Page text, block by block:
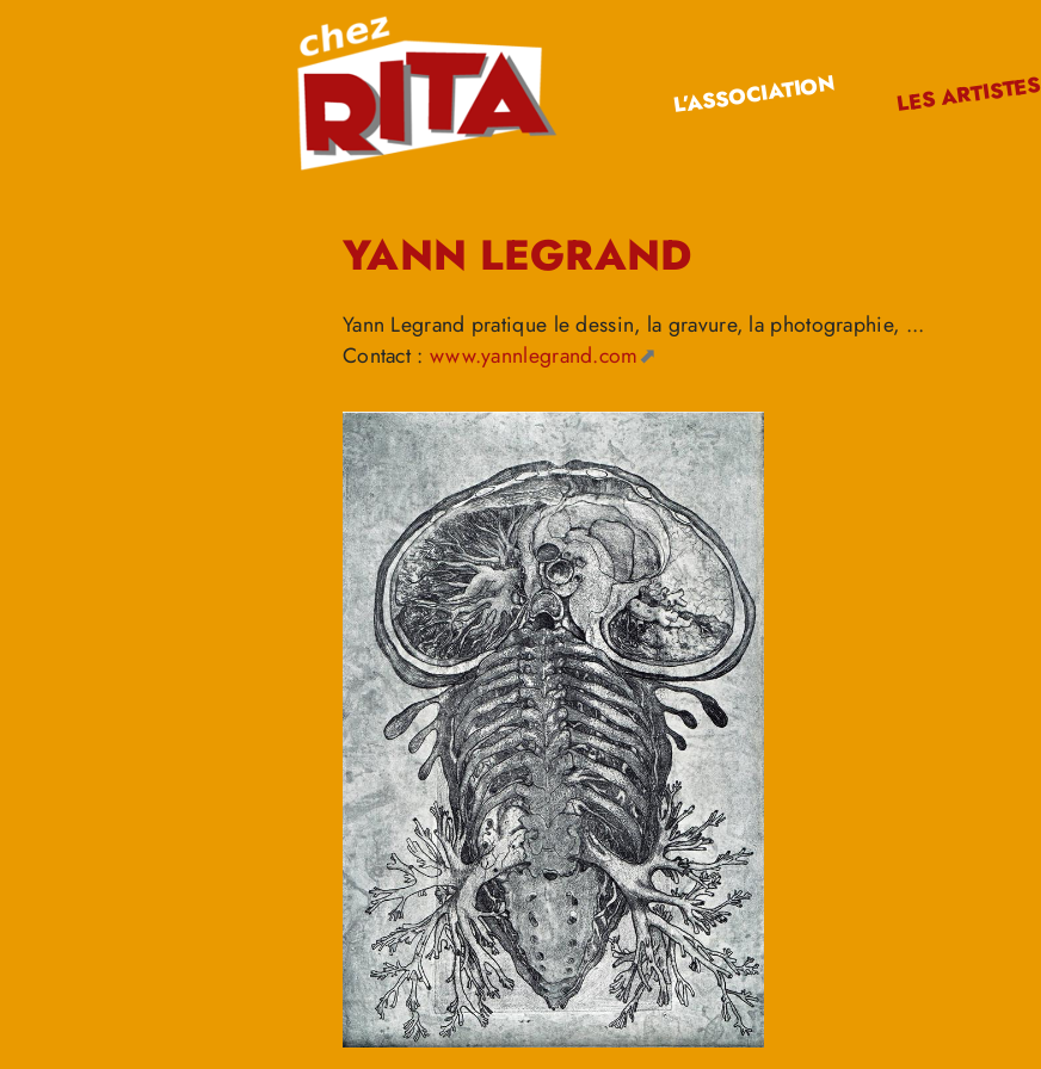
L’ASSOCIATION LES ARTISTES
YANN LEGRAND
Yann Legrand pratique le dessin, la gravure, la photographie, ...
Contact : www.yannlegrand.com